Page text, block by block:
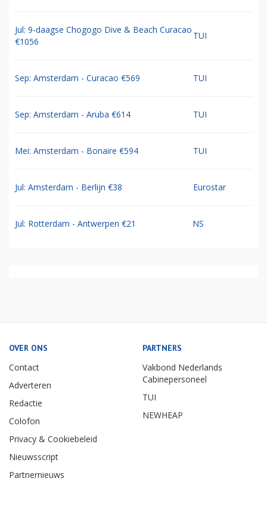
Jul: 9-daagse Chogogo Dive & Beach Curacao
€1056
TUI
Sep: Amsterdam - Curacao €569 TUI
Sep: Amsterdam - Aruba €614 TUI
Mei: Amsterdam - Bonaire €594 TUI
Jul: Amsterdam - Berlijn €38 Eurostar
Jul: Rotterdam - Antwerpen €21 NS
OVER ONS
Contact
Adverteren
Redactie
Colofon
Privacy & Cookiebeleid
Nieuwsscript
Partnernieuws
PARTNERS
Vakbond Nederlands
Cabinepersoneel
TUI
NEWHEAP